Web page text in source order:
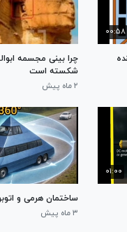
۰۰:۵۸
چرا بینی مجسمه
شکسته است
۲ ماه پیش
۰۱:۰۰
ساختمان هرمی و
۳ ماه پیش